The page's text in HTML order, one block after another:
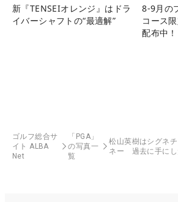
新『TENSEIオレンジ』はドラ
イバーシャフトの“最適解”
8-9月の
コース
配布中！
ゴルフ総合サ
イト ALBA
Net
「PGA」
の写真一
覧
松山英樹はシグネ
ネー 過去に手にし